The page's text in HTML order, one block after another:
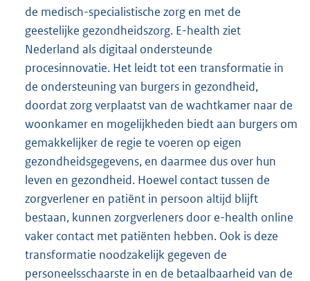
de medisch-specialistische zorg en met de
geestelijke gezondheidszorg. E-health ziet
Nederland als digitaal ondersteunde
procesinnovatie. Het leidt tot een transformatie in
de ondersteuning van burgers in gezondheid,
doordat zorg verplaatst van de wachtkamer naar de
woonkamer en mogelijkheden biedt aan burgers om
gemakkelijker de regie te voeren op eigen
gezondheidsgegevens, en daarmee dus over hun
leven en gezondheid. Hoewel contact tussen de
zorgverlener en patiënt in persoon altijd blijft
bestaan, kunnen zorgverleners door e-health online
vaker contact met patiënten hebben. Ook is deze
transformatie noodzakelijk gegeven de
personeelsschaarste in en de betaalbaarheid van de